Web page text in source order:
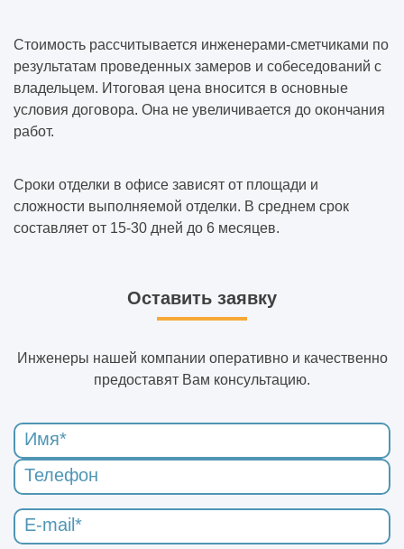
Стоимость рассчитывается инженерами-сметчиками по
результатам проведенных замеров и собеседований с
владельцем. Итоговая цена вносится в основные
условия договора. Она не увеличивается до окончания
работ.
Сроки отделки в офисе зависят от площади и
сложности выполняемой отделки. В среднем срок
составляет от 15-30 дней до 6 месяцев.
Оставить заявку
Инженеры нашей компании оперативно и качественно
предоставят Вам консультацию.